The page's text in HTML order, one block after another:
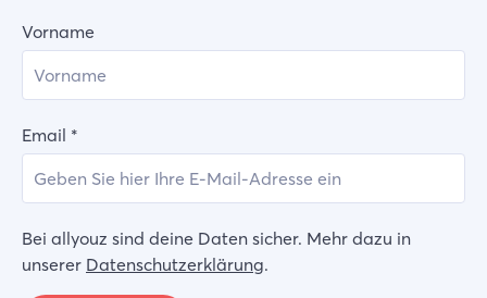
Vorname
Email *
Bei allyouz sind deine Daten sicher. Mehr dazu in
unserer Datenschutzerklärung.